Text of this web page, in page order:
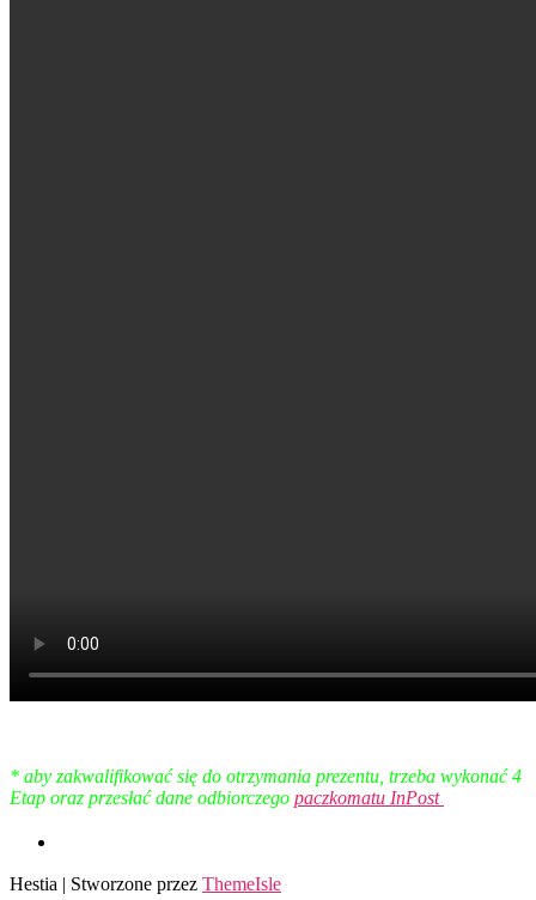
* aby zakwalifikować się do otrzymania prezentu, trzeba wykonać 4
Etap oraz przesłać dane odbiorczego paczkomatu InPost
Hestia | Stworzone przez ThemeIsle